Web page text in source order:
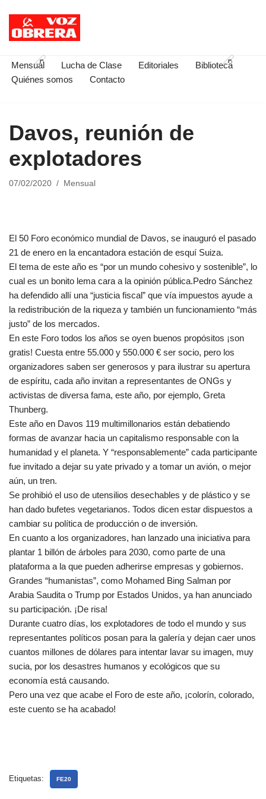
Saltar
contenido
Mensual Lucha de Clase Editoriales
Biblioteca
Quiénes somos
Contacto
Davos, reunión de
explotadores
07/02/2020 Mensual
El 50 Foro económico mundial de Davos, se inauguró el pasado
21 de enero en la encantadora estación de esquí Suiza.
El tema de este año es “por un mundo cohesivo y sostenible”, lo
cual es un bonito lema cara a la opinión pública.Pedro Sánchez
ha defendido allí una “justicia fiscal” que vía impuestos ayude a
la redistribución de la riqueza y también un funcionamiento “más
justo” de los mercados.
En este Foro todos los años se oyen buenos propósitos ¡son
gratis! Cuesta entre 55.000 y 550.000 € ser socio, pero los
organizadores saben ser generosos y para ilustrar su apertura
de espíritu, cada año invitan a representantes de ONGs y
activistas de diversa fama, este año, por ejemplo, Greta
Thunberg.
Este año en Davos 119 multimillonarios están debatiendo
formas de avanzar hacia un capitalismo responsable con la
humanidad y el planeta. Y “responsablemente” cada participante
fue invitado a dejar su yate privado y a tomar un avión, o mejor
aún, un tren.
Se prohibió el uso de utensilios desechables y de plástico y se
han dado bufetes vegetarianos. Todos dicen estar dispuestos a
cambiar su política de producción o de inversión.
En cuanto a los organizadores, han lanzado una iniciativa para
plantar 1 billón de árboles para 2030, como parte de una
plataforma a la que pueden adherirse empresas y gobiernos.
Grandes “humanistas”, como Mohamed Bing Salman por
Arabia Saudita o Trump por Estados Unidos, ya han anunciado
su participación. ¡De risa!
Durante cuatro días, los explotadores de todo el mundo y sus
representantes políticos posan para la galería y dejan caer unos
cuantos millones de dólares para intentar lavar su imagen, muy
sucia, por los desastres humanos y ecológicos que su
economía está causando.
Pero una vez que acabe el Foro de este año, ¡colorín, colorado,
este cuento se ha acabado!
Etiquetas: FE20